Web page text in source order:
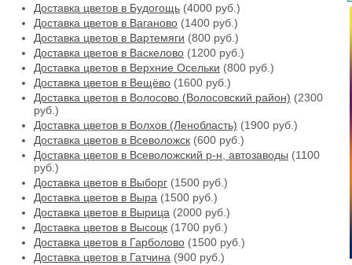
Доставка цветов в Будогощь (4000 руб.)
Доставка цветов в Ваганово (1400 руб.)
Доставка цветов в Вартемяги (800 руб.)
Доставка цветов в Васкелово (1200 руб.)
Доставка цветов в Верхние Осельки (800 руб.)
Доставка цветов в Вещёво (1600 руб.)
Доставка цветов в Волосово (Волосовский район) (2300
руб.)
Доставка цветов в Волхов (Ленобласть) (1900 руб.)
Доставка цветов в Всеволожск (600 руб.)
Доставка цветов в Всеволожский р-н, автозаводы (1100
руб.)
Доставка цветов в Выборг (1500 руб.)
Доставка цветов в Выра (1500 руб.)
Доставка цветов в Вырица (2000 руб.)
Доставка цветов в Высоцк (1700 руб.)
Доставка цветов в Гарболово (1500 руб.)
Доставка цветов в Гатчина (900 руб.)